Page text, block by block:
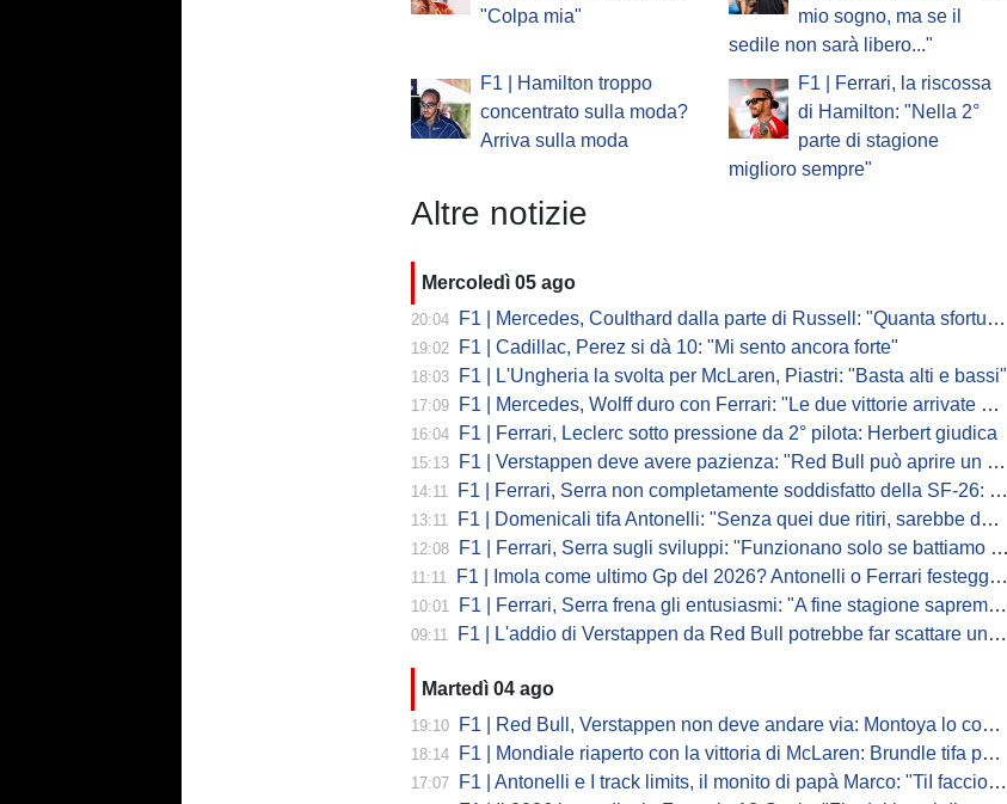
"Colpa mia"
mio sogno, ma se il
sedile non sarà libero..."
F1 | Hamilton troppo
concentrato sulla moda?
Arriva sulla moda
F1 | Ferrari, la riscossa
di Hamilton: "Nella 2°
parte di stagione
miglioro sempre"
Altre notizie
Mercoledì 05 ago
20:04 F1 | Mercedes, Coulthard dalla parte di Russell: "Quanta sfortuna può avere un pilota?"
19:02 F1 | Cadillac, Perez si dà 10: "Mi sento ancora forte"
18:03 F1 | L'Ungheria la svolta per McLaren, Piastri: "Basta alti e bassi"
17:09 F1 | Mercedes, Wolff duro con Ferrari: "Le due vittorie arrivate per colpa nostra
16:04 F1 | Ferrari, Leclerc sotto pressione da 2° pilota: Herbert giudica
15:13 F1 | Verstappen deve avere pazienza: "Red Bull può aprire un nuovo corso"
14:11 F1 | Ferrari, Serra non completamente soddisfatto della SF-26: "Non è solo la mia macchina"
13:11 F1 | Domenicali tifa Antonelli: "Senza quei due ritiri, sarebbe davanti di tanto"
12:08 F1 | Ferrari, Serra sugli sviluppi: "Funzionano solo se battiamo gli altri"
11:11 F1 | Imola come ultimo Gp del 2026? Antonelli o Ferrari festeggiano il titolo in casa...
10:01 F1 | Ferrari, Serra frena gli entusiasmi: "A fine stagione sapremo se SF-26 è forte"
09:11 F1 | L'addio di Verstappen da Red Bull potrebbe far scattare un domino: ne parla Fittipaldi
Martedì 04 ago
19:10 F1 | Red Bull, Verstappen non deve andare via: Montoya lo convince
18:14 F1 | Mondiale riaperto con la vittoria di McLaren: Brundle tifa papaya
17:07 F1 | Antonelli e I track limits, il monito di papà Marco: "TiI faccio fare la fine della gallina"